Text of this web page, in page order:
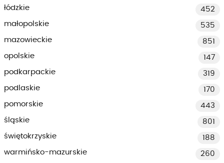
łódzkie
452
małopolskie
535
mazowieckie
851
opolskie
147
podkarpackie
319
podlaskie
170
pomorskie
443
śląskie
801
świętokrzyskie
188
warmińsko-mazurskie
260